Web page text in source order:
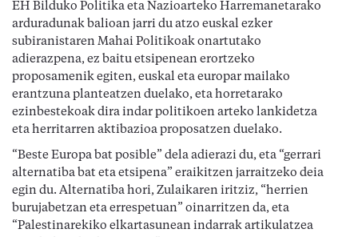
EH Bilduko Politika eta Nazioarteko Harremanetarako
arduradunak balioan jarri du atzo euskal ezker
subiranistaren Mahai Politikoak onartutako
adierazpena, ez baitu etsipenean erortzeko
proposamenik egiten, euskal eta europar mailako
erantzuna planteatzen duelako, eta horretarako
ezinbestekoak dira indar politikoen arteko lankidetza
eta herritarren aktibazioa proposatzen duelako.
“Beste Europa bat posible” dela adierazi du, eta “gerrari
alternatiba bat eta etsipena” eraikitzen jarraitzeko deia
egin du. Alternatiba hori, Zulaikaren iritziz, “herrien
burujabetzan eta errespetuan” oinarritzen da, eta
“Palestinarekiko elkartasunean indarrak artikulatzea